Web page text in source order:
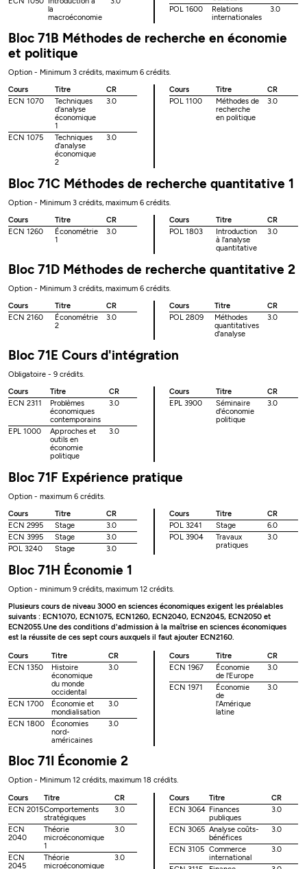
la
macroéconomie
POL 1600
Relations
internationales
3.0
Bloc 71B Méthodes de recherche en économie
et politique
Option - Minimum 3 crédits, maximum 6 crédits.
Cours
Titre
CR
ECN 1070
Techniques
d'analyse
économique
1
3.0
ECN 1075
Techniques
d'analyse
économique
2
3.0
Cours Titre
CR
POL 1100
Méthodes de
recherche
en politique
3.0
Bloc 71C Méthodes de recherche quantitative 1
Option - Minimum 3 crédits, maximum 6 crédits.
Cours
Titre
CR
ECN 1260
Économétrie
1
3.0
Cours Titre
CR
POL 1803
Introduction
à l'analyse
quantitative
3.0
Bloc 71D Méthodes de recherche quantitative 2
Option - Minimum 3 crédits, maximum 6 crédits.
Cours
Titre
CR
ECN 2160
Économétrie
2
3.0
Cours Titre
CR
POL 2809
Méthodes
quantitatives
d'analyse
3.0
Bloc 71E Cours d'intégration
Obligatoire - 9 crédits.
Cours
Titre
CR
ECN 2311
Problèmes
économiques
contemporains
3.0
EPL 1000
Approches et
outils en
économie
politique
3.0
Cours Titre
CR
EPL 3900
Séminaire
d'économie
politique
3.0
Bloc 71F Expérience pratique
Option - maximum 6 crédits.
Cours
Titre
CR
ECN 2995
Stage
3.0
ECN 3995
Stage
3.0
POL 3240
Stage 3.0
Cours Titre
CR
POL 3241
Stage
6.0
POL 3904
Travaux
pratiques
3.0
Bloc 71H Économie 1
Option - minimum 9 crédits, maximum 12 crédits.
Plusieurs cours de niveau 3000 en sciences économiques exigent les préalables
suivants : ECN1070, ECN1075, ECN1260, ECN2040, ECN2045, ECN2050 et
ECN2055.Une des conditions d'admission à la maîtrise en sciences économiques
est la réussite de ces sept cours auxquels il faut ajouter ECN2160.
Cours Titre
CR
ECN 1350
Histoire
économique
du monde
occidental
3.0
ECN 1700
Économie et
mondialisation
3.0
ECN 1800
Économies
nord-
américaines
3.0
Cours Titre
CR
ECN 1967
Économie
de l'Europe
3.0
ECN 1971
Économie
de
l'Amérique
latine
3.0
Bloc 71I Économie 2
Option - Minimum 12 crédits, maximum 18 crédits.
Cours
Titre
CR
ECN 2015Comportements
stratégiques
3.0
ECN
2040
Théorie
microéconomique
1
3.0
ECN
2045
Théorie
microéconomique
3.0
Cours Titre
CR
ECN 3064 Finances
publiques
3.0
ECN 3065 Analyse coûts-
bénéfices
3.0
ECN 3105 Commerce
international
3.0